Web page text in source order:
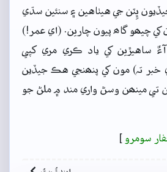
ڀِٽن جي هيٺاهين ۽ سنئين سڌي
کي چيھو گاھ پيون چارين. (اي عمر!)
ساهيڙين کي ياد ڪري مري کپي
تہ) مون کي پنھنجي هڪ جيڏين
تي مينھن وسڻ واري مند ۾ ملڻ جو
سومرو ]